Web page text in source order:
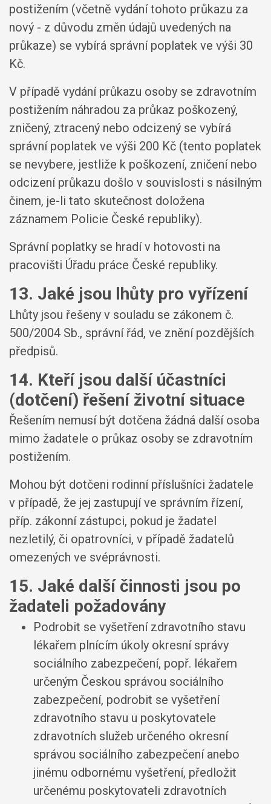
postižením (včetně vydání tohoto průkazu za
nový - z důvodu změn údajů uvedených na
průkaze) se vybírá správní poplatek ve výši 30
Kč.
V případě vydání průkazu osoby se zdravotním
postižením náhradou za průkaz poškozený,
zničený, ztracený nebo odcizený se vybírá
správní poplatek ve výši 200 Kč (tento poplatek
se nevybere, jestliže k poškození, zničení nebo
odcizení průkazu došlo v souvislosti s násilným
činem, je-li tato skutečnost doložena
záznamem Policie České republiky).
Správní poplatky se hradí v hotovosti na
pracovišti Úřadu práce České republiky.
13. Jaké jsou lhůty pro vyřízení
Lhůty jsou řešeny v souladu se zákonem č.
500/2004 Sb., správní řád, ve znění pozdějších
předpisů.
14. Kteří jsou další účastníci
(dotčení) řešení životní situace
Řešením nemusí být dotčena žádná další osoba
mimo žadatele o průkaz osoby se zdravotním
postižením.
Mohou být dotčeni rodinní příslušníci žadatele
v případě, že jej zastupují ve správním řízení,
příp. zákonní zástupci, pokud je žadatel
nezletilý, či opatrovníci, v případě žadatelů
omezených ve svéprávnosti.
15. Jaké další činnosti jsou po
žadateli požadovány
Podrobit se vyšetření zdravotního stavu
lékařem plnícím úkoly okresní správy
sociálního zabezpečení, popř. lékařem
určeným Českou správou sociálního
zabezpečení, podrobit se vyšetření
zdravotního stavu u poskytovatele
zdravotních služeb určeného okresní
správou sociálního zabezpečení anebo
jinému odbornému vyšetření, předložit
určenému poskytovateli zdravotních